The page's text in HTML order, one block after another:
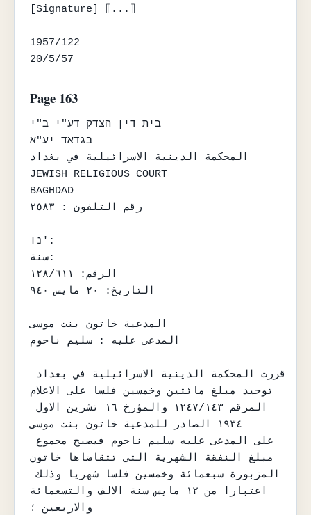
[Signature] ⟦...⟧
1957/122
20/5/57
Page 163
בית דין הצדק דע"י ב"י
בגדאד יע"א
المحكمة الدينية الاسرائيلية في بغداد
JEWISH RELIGIOUS COURT
BAGHDAD
رقم التلفون : ٢٥٨٣
נו':
سنة:
الرقم: ١٢٨/٦١١
التاريخ: ٢٠ مايس ٩٤٠
المدعية خاتون بنت موسى
المدعى عليه : سليم ناحوم
توحيد مبلغ مائتين وخمسين فلسا على الاعلام
المرقم ١٢٤٧/١٤٣ والمؤرخ ١٦ تشرين الاول
١٩٣٤ الصادر للمدعية خاتون بنت موسى
مبلغ النفقة الشهرية التي تتقاضاها خاتون
المزبورة سبعمائة وخمسين فلسا شهريا وذلك
اعتبارا من ١٢ مايس سنة الالف والتسعمائة
والاربعين ؛